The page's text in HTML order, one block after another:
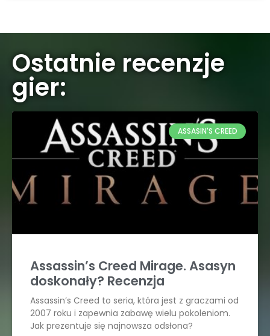
Ostatnie recenzje
gier:
ASSASIN'S CREED
Assassin’s Creed Mirage. Asasyn
doskonały? Recenzja
Assassin’s Creed to seria, która jest z graczami od
2007 roku i zapewnia zabawę wielu pokoleniom.
Jak prezentuje się najnowsza odsłona?